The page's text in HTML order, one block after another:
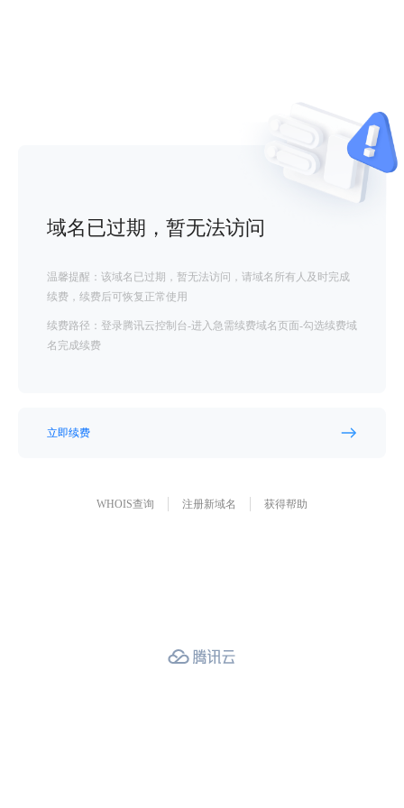
域名已过期，暂无法访问
温馨提醒：该域名已过期，暂无法访问，请域名所有人及时完成
续费，续费后可恢复正常使用
续费路径：登录腾讯云控制台-进入急需续费域名页面-勾选续费域
名完成续费
立即续费
WHOIS查询 注册新域名 获得帮助